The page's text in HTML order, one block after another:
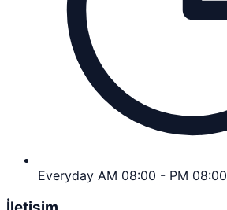
Everyday AM 08:00 - PM 08:00